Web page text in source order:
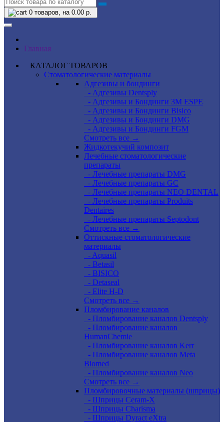
0 товаров, на 0.00 р.
Главная
КАТАЛОГ ТОВАРОВ
Стоматологические материалы
Адгезивы и бондинги
- Адгезивы Dentsply
- Адгезивы и Бондинги 3M ESPE
- Адгезивы и Бондинги Bisico
- Адгезивы и Бондинги DMG
- Адгезивы и Бондинги FGM
Смотреть все →
Жидкотекучий композит
Лечебные стоматологические
препараты
- Лечебные препараты DMG
- Лечебные препараты GC
- Лечебные препараты NEO DENTAL
- Лечебные препараты Produits
Dentaires
- Лечебные препараты Septodont
Смотреть все →
Оттискные стоматологические
материалы
- Aquasil
- Betasil
- BISICO
- Detaseal
- Elite H-D
Смотреть все →
Пломбирование каналов
- Пломбирование каналов Dentsply
- Пломбирование каналов
HumanChemie
- Пломбирование каналов Kerr
- Пломбирование каналов Meta
Biomed
- Пломбирование каналов Neo
Смотреть все →
Пломбировочные материалы (шприцы)
- Шприцы Ceram-X
- Шприцы Charisma
- Шприцы Dyract eXtra